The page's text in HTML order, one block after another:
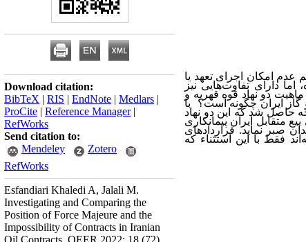
عدم امکان اجرای تعهد یا
دارای تفاوت‌هایی نیز
دو نهاد قوه قهریه و
ایران چگونه است؟ با
حاصل شد که این دو نهاد
متقابل ایران پیمانکاری
صبر نماید. قراردادهای
فقط با این استثناء که
Download citation:
BibTeX | RIS | EndNote | Medlars |
ProCite | Reference Manager|
RefWorks
Send citation to:
Mendeley
Zotero
RefWorks
Esfandiari Khaledi A, Jalali M.
Investigating and Comparing the
Position of Force Majeure and the
Impossibility of Contracts in Iranian
Oil Contracts. QEER 2022; 18 (72)